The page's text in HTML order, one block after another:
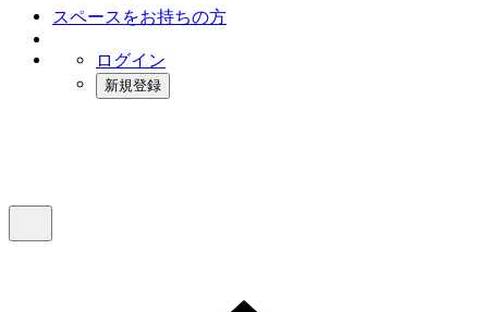
スペースをお持ちの方
ログイン
新規登録